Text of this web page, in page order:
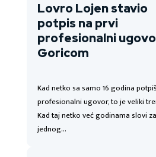
Lovro Lojen stavio
potpis na prvi
profesionalni
Goricom
Kad netko sa samo 16 godina
profesionalni ugovor, to je veliki
Kad taj netko već godinama slovi za
jednog…